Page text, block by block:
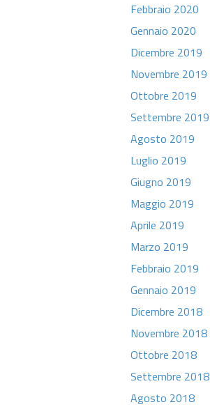
Febbraio 2020
Gennaio 2020
Dicembre 2019
Novembre 2019
Ottobre 2019
Settembre 2019
Agosto 2019
Luglio 2019
Giugno 2019
Maggio 2019
Aprile 2019
Marzo 2019
Febbraio 2019
Gennaio 2019
Dicembre 2018
Novembre 2018
Ottobre 2018
Settembre 2018
Agosto 2018